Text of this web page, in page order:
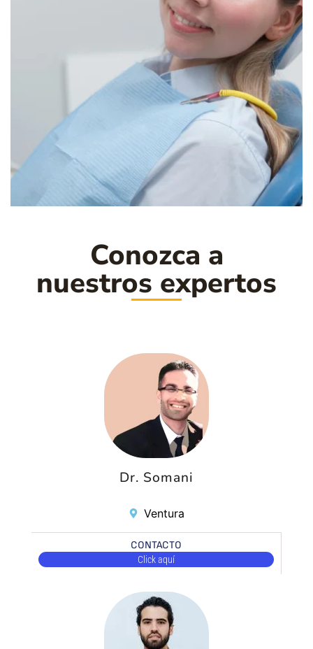
Conozca a
nuestros expertos
Dr. Somani
Ventura
CONTACTO
Click aquí